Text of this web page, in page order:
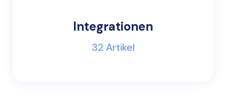
Integrationen
32 Artikel